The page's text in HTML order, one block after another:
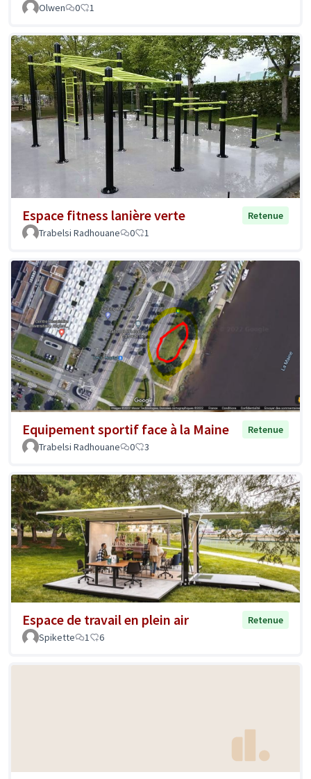
Olwen 0 1
Espace fitness lanière verte
Retenue
Trabelsi Radhouane
0 1
Equipement sportif face à la Maine
Retenue
Trabelsi Radhouane
0 3
Espace de travail en plein air
Retenue
Spikette
1 6